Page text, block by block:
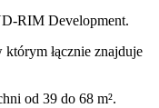
RIM Development.
którym łącznie znajduje
od 39 do 68 m².